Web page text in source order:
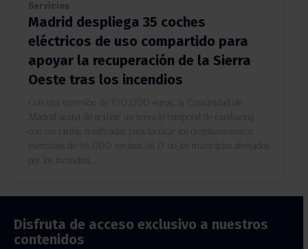
Servicios
Madrid despliega 35 coches
eléctricos de uso compartido para
apoyar la recuperación de la Sierra
Oeste tras los incendios
Con una inversión de 100.000 euros, la Comunidad de
Madrid acaba de activar un servicio temporal de carsharing
con sus tarifas bonificadas para facilitar los desplazamientos
esenciales de 56.000 vecinos de 17 de los municipios afectados
por los incendios...
Disfruta de acceso exclusivo a nuestros
contenidos